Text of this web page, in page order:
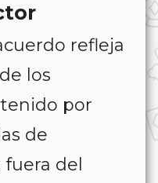
refleja
los
por
de
del